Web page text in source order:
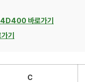
바로가기
기
C